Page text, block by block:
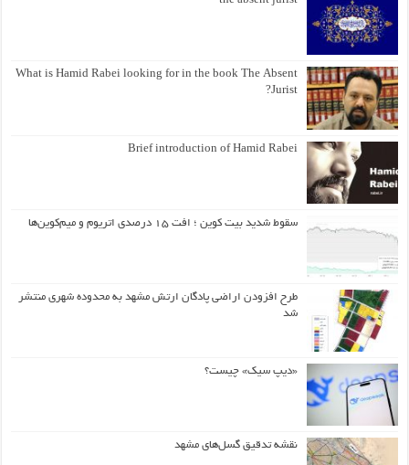
What is Hamid Rabei looking for in the book The Absent
Jurist?
Brief introduction of Hamid Rabei
سقوط شدید بیت کوین ؛ افت ۱۵ درصدی اتریوم و میم‌کوین‌ها
طرح افزودن اراضی پادگان ارتش مشهد به محدوده شهری منتشر
شد
«دیپ سیک» چیست؟
نقشه تدقیق گسل‌های مشهد